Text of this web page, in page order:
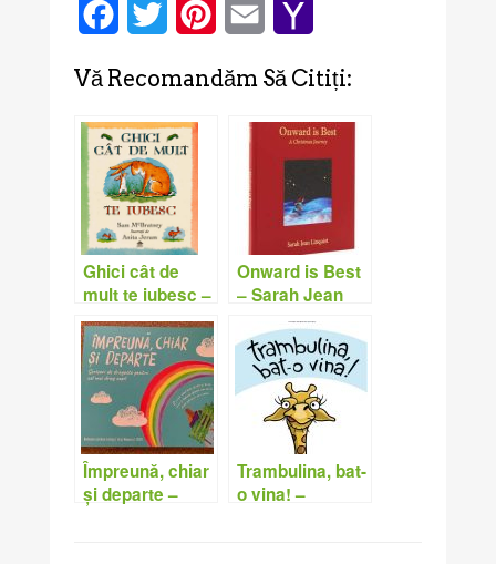
Facebook
Twitter PinterestEmail
Vă Recomandăm Să Citiți:
Ghici cât de
mult te iubesc –
Sam McBratney
Onward is Best
– Sarah Jean
Linquist
Împreună, chiar
și departe –
Trambulina, bat-
o vina! –